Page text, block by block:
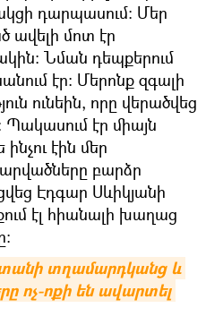
դարպասում։ Մեր
մոտ էր
Նման դեպքերում
էր։ Մերոնք զգալի
ունեին, որը վերածվեց
Պակասում էր միայն
էին մեր
բարձր
Էդգար Սևիկյանի
էլ հիանալի խաղաց
տղամարդկանց և
ոչ-ոքի են ավարտել